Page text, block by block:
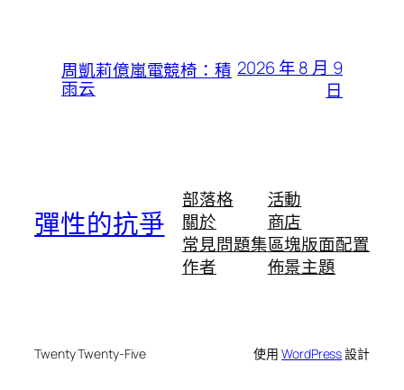
周凱莉億嵐電競椅：積
雨云
2026 年 8 月 9
日
彈性的抗爭
部落格
關於
常見問題集
作者
活動
商店
區塊版面配置
佈景主題
Twenty Twenty-Five 使用WordPress設計